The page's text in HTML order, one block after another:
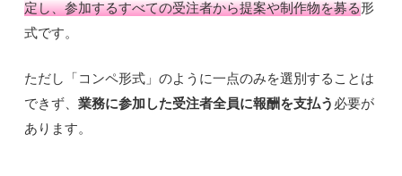
定し、参加するすべての受注者から提案や制作物を募る形
式です。
ただし「コンペ形式」のように一点のみを選別することは
できず、業務に参加した受注者全員に報酬を支払う 必要が
あります。